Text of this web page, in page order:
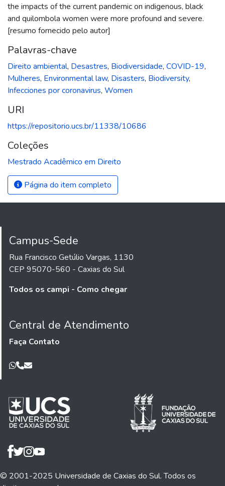
the impacts of the current pandemic on indigenous, black
and quilombola women were more profound and severe.
[resumo fornecido pelo autor]
Palavras-chave
Direito ambiental, Desastres, Biodiversidade, COVID-19,
Mulheres, Environmental law, Disasters, Biodiversity,
Infecciones por coronavirus, Women
URI
https://repositorio.ucs.br/11338/10686
Coleções
Mestrado Acadêmico em Direito
Página do item completo
Campus-Sede
Rua Francisco Getúlio Vargas, 1130
CEP 95070-560 - Caxias do Sul
Todos os campi - Como chegar
Central de Atendimento
Faça Contato
© 2001-2025 Universidade de Caxias do Sul. Todos os